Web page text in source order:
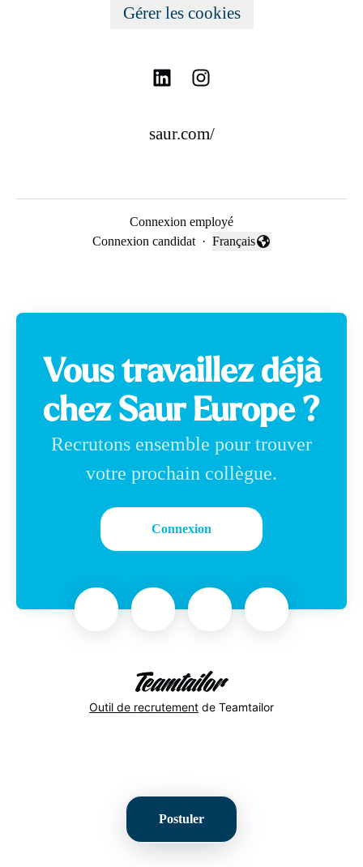
Postuler
Gérer les cookies
saur.com/
Connexion employé
Connexion candidat ·
Changer la langue
Français
Vous travaillez déjà
chez Saur Europe ?
Recrutons ensemble pour trouver
votre prochain collègue.
Connexion
Outil de recrutement de Teamtailor